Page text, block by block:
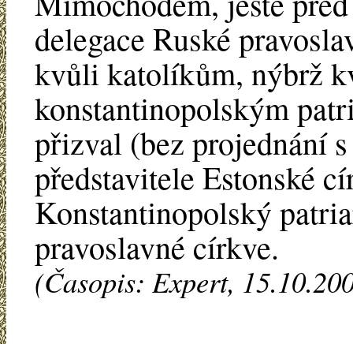
delegace Ruské
kvůli katolíkům, nýbrž
konstantinopolským
přizval (bez projednání
představitele Estonské
Konstantinopolský
pravoslavné církve.
(Časopis: Expert,